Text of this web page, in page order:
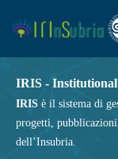
IRIS - Institutional
IRIS è il sistema di
progetti,
dell’Insubria.